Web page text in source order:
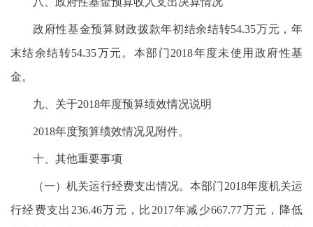
政府性基金预算财政拨款年初结余结转54.35万元，年
末结余结转54.35万元。本部门2018年度未使用政府性基
金。
九、关于2018年度预算绩效情况说明
2018年度预算绩效情况见附件。
十、其他重要事项
（一）机关运行经费支出情况。本部门2018年度机关运
行经费支出236.46万元，比2017年减少667.77万元，降低